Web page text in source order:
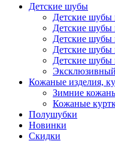
Детские шубы
Детские шубы
Детские шубы
Детские шубы
Детские шубы
Детские
Кожаные изделия,
Зимние
Кожаные
Полушубки
Новинки
Скидки